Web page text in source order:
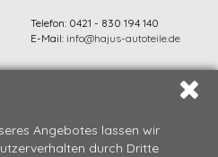
Angebotes lassen wir
durch Dritte
Telefon: 0421 - 830 194 140
E-Mail: info@hajus-autoteile.de